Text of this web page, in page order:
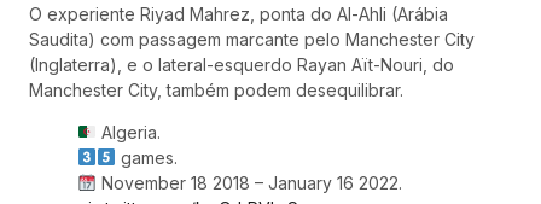
O experiente Riyad Mahrez, ponta do Al-Ahli (Arábia
Saudita) com passagem marcante pelo Manchester City
(Inglaterra), e o lateral-esquerdo Rayan Aït-Nouri, do
Manchester City, também podem desequilibrar.
Algeria.
games.
November 18 2018 – January 16 2022.